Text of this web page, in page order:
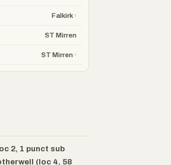
Falkirk›
ST Mirren
ST Mirren›
2, 1 punct sub
(loc 4, 58